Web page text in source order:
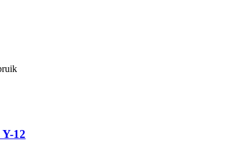
12